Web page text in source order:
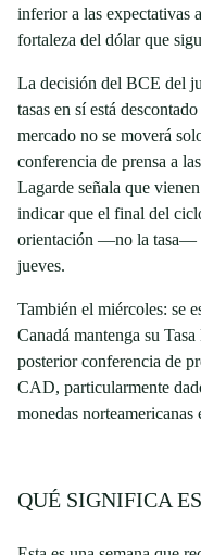
inferior a las expectativas
fortaleza del dólar que
La decisión del BCE del
tasas en sí está
mercado no se moverá
conferencia de prensa a
Lagarde señala que
indicar que el final del
orientación —no la tasa—
jueves.
También el miércoles: se
Canadá mantenga su
posterior conferencia de
CAD, particularmente
monedas norteamericanas
QUÉ SIGNIFICA